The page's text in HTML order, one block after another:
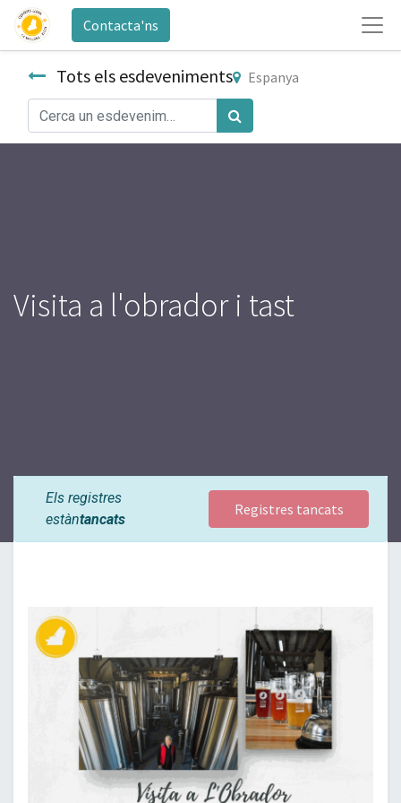
Contacta'ns
Tots els esdeveniments Espanya
Visita a l'obrador i tast
Els registres
estàntancats
Registres tancats